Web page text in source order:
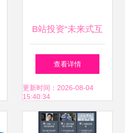
B站投资“未来式互
动科技” 布局网络
文化赛道的关键一
步
查看详情
更新时间：2026-08-04
15:40:34